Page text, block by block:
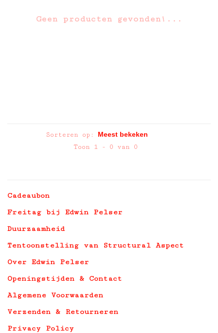
Geen producten gevonden!...
Sorteren op:
Toon 1 - 0 van 0
Cadeaubon
Freitag bij Edwin Pelser
Duurzaamheid
Tentoonstelling van Structural Aspect
Over Edwin Pelser
Openingstijden & Contact
Algemene Voorwaarden
Verzenden & Retourneren
Privacy Policy